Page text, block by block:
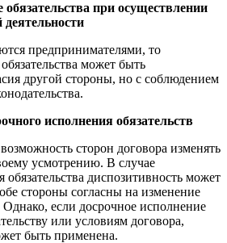
обязательства при осуществлении
предпринимателями, то
может быть
другой стороны, но с соблюдением
исполнения обязательств
сторон договора изменять
усмотрению. В случае
обязательства диспозитивность может
стороны согласны на изменение
Однако, если досрочное исполнение
или условиям договора,
быть применена.